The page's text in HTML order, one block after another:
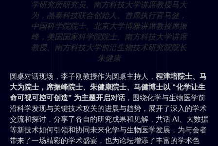
学研究所研究员、南方科技大学讲席教授马大
为，晶泰科技联合创始人、首席执行官马健，
中国科学院院士、北京大学博雅讲席教授席振
峰，美国国家科学院院士、南方科技大学讲席
教授、南方科技大学前沿生物技术研究院院长
朱健康
圆桌对话现场，李子刚教授作为圆桌主持人， 程津培院士、马
大为院士，席振峰院士、朱健康院士、马健博士以 “化学让生
命可视可控可创造” 为主题开启对话，围绕化学与生物医学前
沿科学发现与关键技术攻关的进展与趋势，展开了深入的学术
交流和探讨，分享了各自的研究成果和见解，共话 AI、大数据
等新技术如何引领和协同未来化学与生物医学发展，为与会者
带来了一场精彩的学术盛宴，也为论坛增添了丰富的学术色